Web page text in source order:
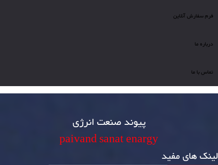
فرم سفارش آنلاین
درباره ما
تماس با ما
پیوند صنعت انرژی
paivand sanat enargy
لینک های مفید